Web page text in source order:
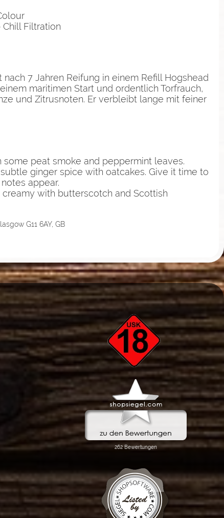
Filtration
nach 7 Jahren Reifung in einem Refill Hogshead
maritimen Start und ordentlich Torfrauch,
und Zitrusnoten. Er verbleibt lange mit feiner
some peat smoke and peppermint leaves.
ginger spice with oatcakes. Give it time to
appear.
creamy with butterscotch and Scottish
G11 6AY, GB